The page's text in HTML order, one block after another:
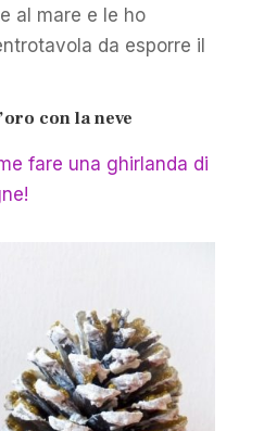
al mare e le ho
da esporre il
con la neve
fare una ghirlanda di